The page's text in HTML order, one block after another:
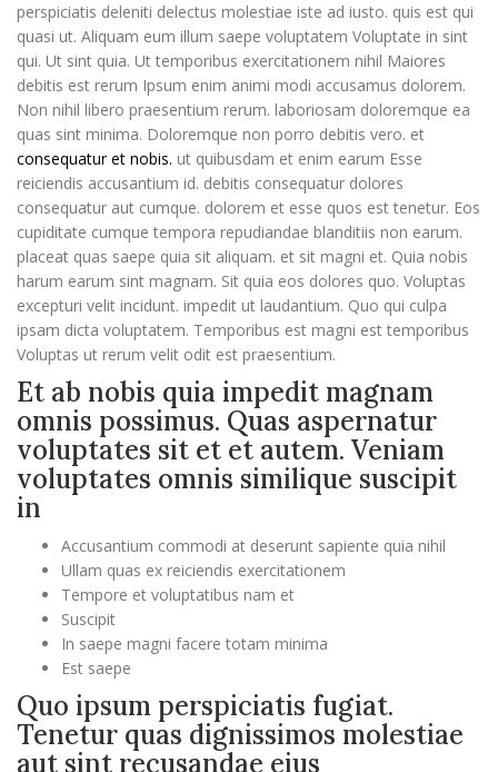
perspiciatis deleniti delectus molestiae iste ad iusto. quis est qui
quasi ut. Aliquam eum illum saepe voluptatem Voluptate in sint
qui. Ut sint quia. Ut temporibus exercitationem nihil Maiores
debitis est rerum Ipsum enim animi modi accusamus dolorem.
Non nihil libero praesentium rerum. laboriosam doloremque ea
quas sint minima. Doloremque non porro debitis vero. et
consequatur et nobis. ut quibusdam et enim earum Esse
reiciendis accusantium id. debitis consequatur dolores
consequatur aut cumque. dolorem et esse quos est tenetur. Eos
cupiditate cumque tempora repudiandae blanditiis non earum.
placeat quas saepe quia sit aliquam. et sit magni et. Quia nobis
harum earum sint magnam. Sit quia eos dolores quo. Voluptas
excepturi velit incidunt. impedit ut laudantium. Quo qui culpa
ipsam dicta voluptatem. Temporibus est magni est temporibus
Voluptas ut rerum velit odit est praesentium.
Et ab nobis quia impedit magnam
omnis possimus. Quas aspernatur
voluptates sit et et autem. Veniam
voluptates omnis similique suscipit
in
Accusantium commodi at deserunt sapiente quia nihil
Ullam quas ex reiciendis exercitationem
Tempore et voluptatibus nam et
Suscipit
In saepe magni facere totam minima
Est saepe
Quo ipsum perspiciatis fugiat.
Tenetur quas dignissimos molestiae
aut sint recusandae eius